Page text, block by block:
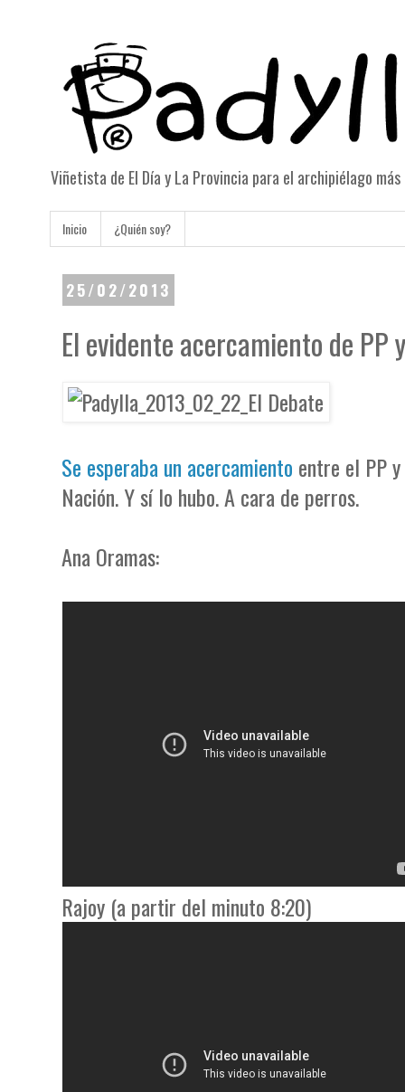
Viñetista de El Día y La Provincia para el archipiélago
Inicio ¿Quién soy?
25/02/2013
El evidente acercamiento de PP
Se esperaba un acercamiento entre el PP
Nación. Y sí lo hubo. A cara de perros.
Ana Oramas:
Rajoy (a partir del minuto 8:20)